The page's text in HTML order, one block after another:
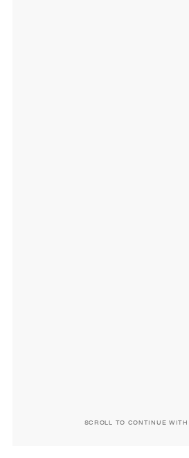
SCROLL TO CONTINUE